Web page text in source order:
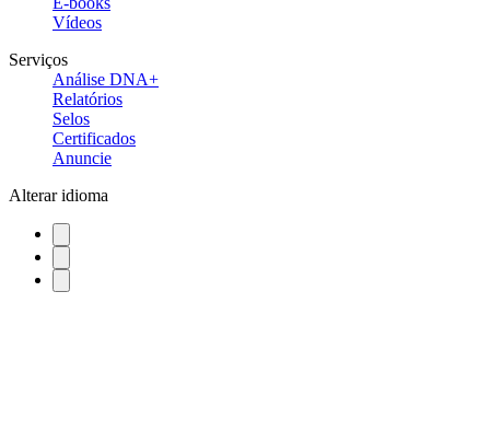
Vídeos
Serviços
Análise DNA+
Relatórios
Selos
Certificados
Anuncie
Alterar idioma